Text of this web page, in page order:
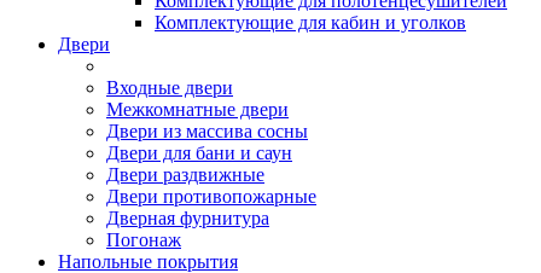
Комплектующие для кабин и уголков
Двери
Входные двери
Межкомнатные двери
Двери из массива сосны
Двери для бани и саун
Двери раздвижные
Двери противопожарные
Дверная фурнитура
Погонаж
Напольные покрытия